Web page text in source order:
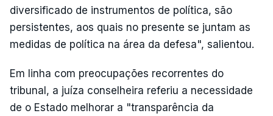
diversificado de instrumentos de política, são
persistentes, aos quais no presente se juntam as
medidas de política na área da defesa", salientou.
Em linha com preocupações recorrentes do
tribunal, a juíza conselheira referiu a necessidade
de o Estado melhorar a "transparência da